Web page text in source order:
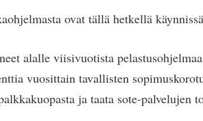
ovat tällä hetkellä
alalle viisivuotista
vuosittain tavallisten
ja taata sote-palvelujen